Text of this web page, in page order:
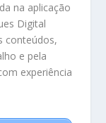
na aplicação
Digital
conteúdos,
e pela
experiência